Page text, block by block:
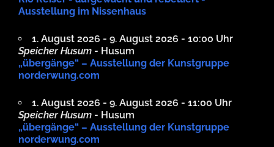
Ausstellung im Nissenhaus
1. August 2026 - 9. August 2026 - 10:00 Uhr
Speicher Husum - Husum
„übergänge“ – Ausstellung der Kunstgruppe
norderwung.com
1. August 2026 - 9. August 2026 - 11:00 Uhr
Speicher Husum - Husum
„übergänge“ – Ausstellung der Kunstgruppe
norderwung.com